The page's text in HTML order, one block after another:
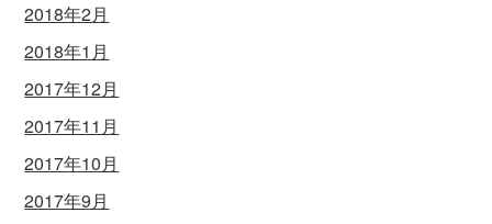
2018年2月
2018年1月
2017年12月
2017年11月
2017年10月
2017年9月